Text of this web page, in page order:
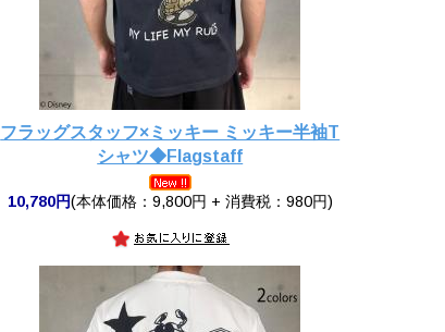
フラッグスタッフ×ミッキー ミッキー半袖T
シャツ◆Flagstaff
10,780円(本体価格：9,800円 + 消費税：980円)